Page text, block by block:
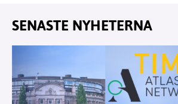
SENASTE NYHETERNA